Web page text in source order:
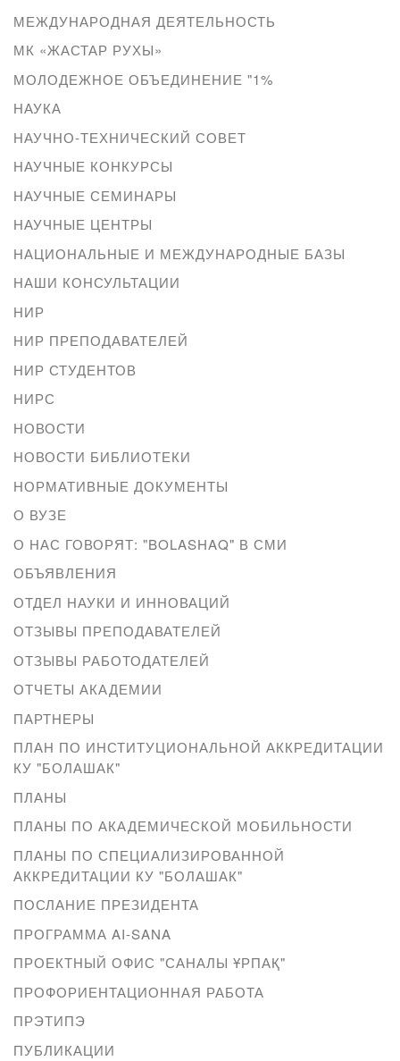
МЕЖДУНАРОДНАЯ ДЕЯТЕЛЬНОСТЬ
МК «ЖАСТАР РУХЫ»
МОЛОДЕЖНОЕ ОБЪЕДИНЕНИЕ "1%
НАУКА
НАУЧНО-ТЕХНИЧЕСКИЙ СОВЕТ
НАУЧНЫЕ КОНКУРСЫ
НАУЧНЫЕ СЕМИНАРЫ
НАУЧНЫЕ ЦЕНТРЫ
НАЦИОНАЛЬНЫЕ И МЕЖДУНАРОДНЫЕ БАЗЫ
НАШИ КОНСУЛЬТАЦИИ
НИР
НИР ПРЕПОДАВАТЕЛЕЙ
НИР СТУДЕНТОВ
НИРС
НОВОСТИ
НОВОСТИ БИБЛИОТЕКИ
НОРМАТИВНЫЕ ДОКУМЕНТЫ
О ВУЗЕ
О НАС ГОВОРЯТ: "BOLASHAQ" В СМИ
ОБЪЯВЛЕНИЯ
ОТДЕЛ НАУКИ И ИННОВАЦИЙ
ОТЗЫВЫ ПРЕПОДАВАТЕЛЕЙ
ОТЗЫВЫ РАБОТОДАТЕЛЕЙ
ОТЧЕТЫ АКАДЕМИИ
ПАРТНЕРЫ
ПЛАН ПО ИНСТИТУЦИОНАЛЬНОЙ АККРЕДИТАЦИИ
КУ "БОЛАШАК"
ПЛАНЫ
ПЛАНЫ ПО АКАДЕМИЧЕСКОЙ МОБИЛЬНОСТИ
ПЛАНЫ ПО СПЕЦИАЛИЗИРОВАННОЙ
АККРЕДИТАЦИИ КУ "БОЛАШАК"
ПОСЛАНИЕ ПРЕЗИДЕНТА
ПРОГРАММА AI-SANA
ПРОЕКТНЫЙ ОФИС "САНАЛЫ ҰРПАҚ"
ПРОФОРИЕНТАЦИОННАЯ РАБОТА
ПРЭТИПЭ
ПУБЛИКАЦИИ